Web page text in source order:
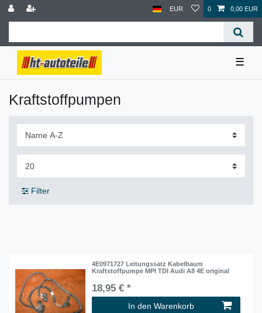
EUR 0 0,00 EUR
☰
Kraftstoffpumpen
Filter
4E0971727 Leitungssatz Kabelbaum
Kraftstoffpumpe MPI TDI Audi A8 4E original
18,95 € *
In den Warenkorb